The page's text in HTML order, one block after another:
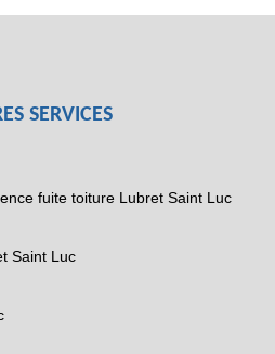
SERVICES
fuite toiture Lubret Saint Luc
Saint Luc